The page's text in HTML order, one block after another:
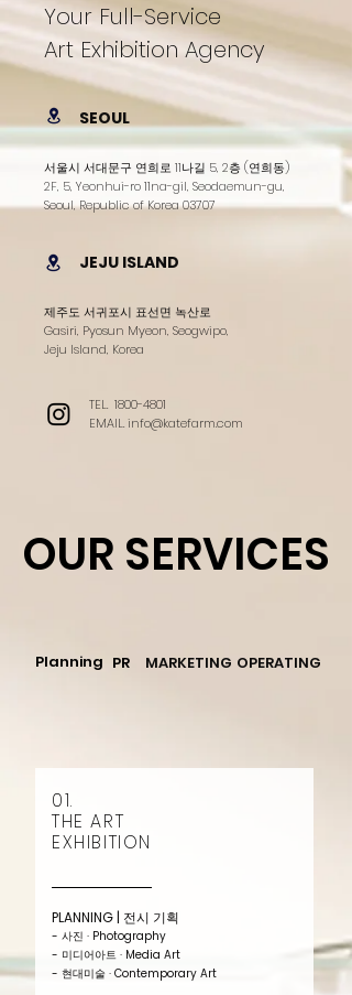
Your Full-Service
Art Exhibition Agency
SEOUL
서울시 서대문구 연희로 11나길 5, 2층 (연희동)
2F, 5, Yeonhui-ro 11na-gil, Seodaemun-gu,
Seoul, Republic of Korea 03707
JEJU ISLAND
제주도 서귀포시 표선면 녹산로
Gasiri, Pyosun Myeon, Seogwipo,
Jeju Island, Korea
TEL. 1800-4801
EMAIL.info@katefarm.com
OUR SERVICES
PR
Planning OPERATING
MARKETING
01.
THE ART
EXHIBITION
PLANNING | 전시 기획
- 사진 · Photography
- 미디어아트 · Media Art
- 현대미술 · Contemporary Art